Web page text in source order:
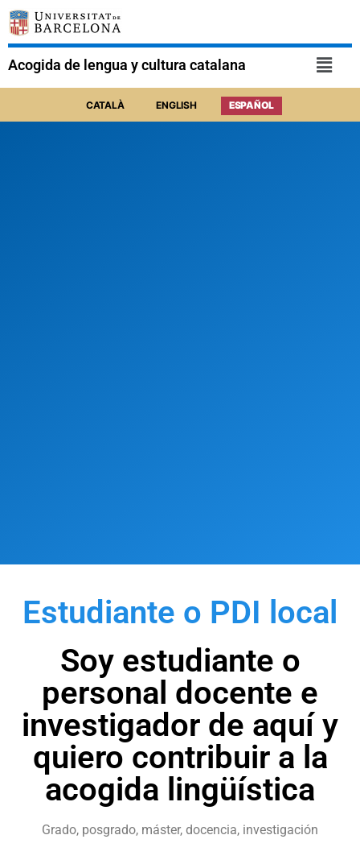
Acogida de lengua y cultura catalana
Estudiante o PDI local
Soy estudiante o
personal docente e
investigador de aquí y
quiero contribuir a la
acogida lingüística
Grado, posgrado, máster, docencia, investigación